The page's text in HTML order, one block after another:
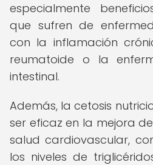
especialmente
que sufren de
con la inflamación
reumatoide o la
intestinal.
Además, la cetosis
ser eficaz en la mejora
salud cardiovascular,
los niveles de